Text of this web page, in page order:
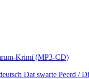
Krimi (MP3-CD)
Dat swarte Peerd /